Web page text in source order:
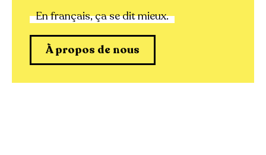
En français, ça se dit mieux.
À propos de nous